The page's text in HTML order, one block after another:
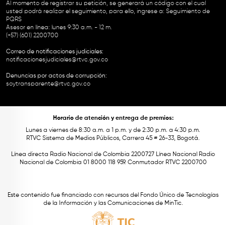
Al momento de registrar su petición, se generará un código con el cual
usted podrá realizar el seguimiento, para ello, ingrese a: Seguimiento de
PQRS
Asesor en línea: lunes 9:30 a.m. - 12 m.
(+57) (601) 2200700
Correo de notificaciones judiciales:
notificacionesjudiciales@rtvc.gov.co
Denuncias por actos de corrupción:
soytransparente@rtvc.gov.co
Horario de atención y entrega de premios:
Lunes a viernes de 8:30 a.m. a 1 p.m. y de 2:30 p.m. a 4:30 p.m.
RTVC Sistema de Medios Públicos, Carrera 45 # 26-33, Bogotá.
Línea directa Radio Nacional de Colombia 2200727 Línea Nacional Radio
Nacional de Colombia 01 8000 118 959. Conmutador RTVC 2200700
Este contenido fue financiado con recursos del Fondo Único de Tecnologías
de la Información y las Comunicaciones de MinTic.